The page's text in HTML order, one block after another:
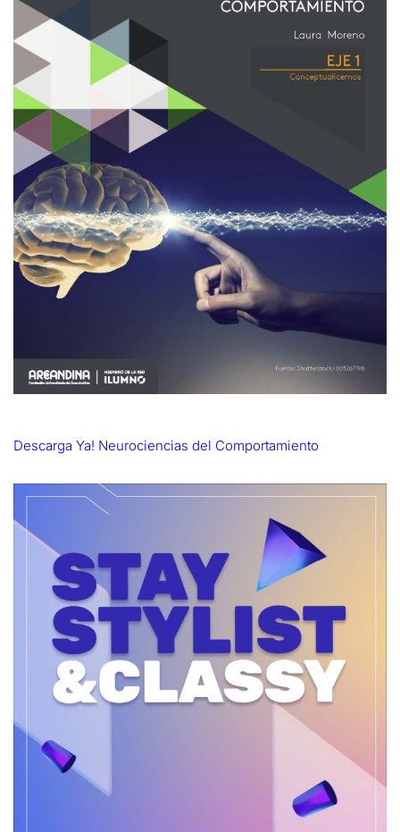
Descarga Ya! Neurociencias del Comportamiento